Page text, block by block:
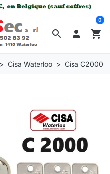
search  shopping_cart
0
Cisa Waterloo Cisa C2000